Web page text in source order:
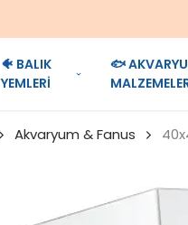
🐠 BALIK
YEMLERİ
🐟
Akvaryum & Fanus